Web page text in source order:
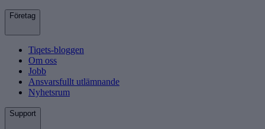
Företag
Tiqets-bloggen
Om oss
Jobb
Ansvarsfullt utlämnande
Nyhetsrum
Support